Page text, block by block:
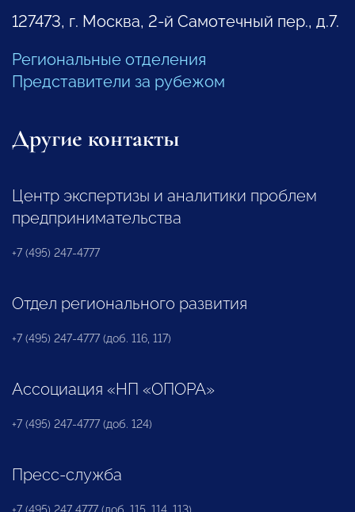
127473, г. Москва, 2-й Самотечный пер., д.7.
Региональные отделения
Представители за рубежом
Другие контакты
Центр экспертизы и аналитики проблем
предпринимательства
+7 (495) 247-4777
Отдел регионального развития
+7 (495) 247-4777 (доб. 116, 117)
Ассоциация «НП «ОПОРА»
+7 (495) 247-4777 (доб. 124)
Пресс-служба